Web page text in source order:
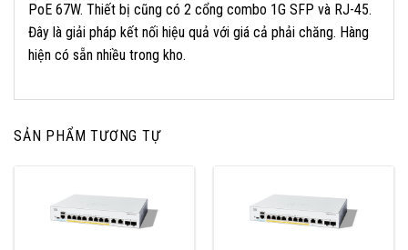
PoE 67W. Thiết bị cũng có 2 cổng combo 1G SFP và RJ-45.
Đây là giải pháp kết nối hiệu quả với giá cả phải chăng. Hàng
hiện có sẵn nhiều trong kho.
SẢN PHẨM TƯƠNG TỰ